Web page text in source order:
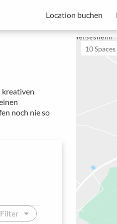
Location buchen
10
kreativen
noch nie so
arrow_drop_down